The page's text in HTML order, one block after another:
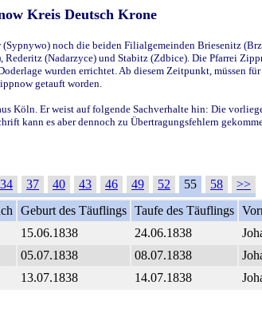
Kreis Deutsch Krone
noch die beiden Filialgemeinden Briesenitz
(Nadarzyce) und Stabitz (Zdbice). Die Pfarrei
wurden errichtet. Ab diesem Zeitpunkt, müssen
getauft worden.
Köln. Er weist auf folgende Sachverhalte hin: Die
kann es aber dennoch zu Übertragungsfehlern
34 37 40 43 46 49 52 55 58
>>
Geburt des Täuflings Taufe des Täuflings
15.06.1838 24.06.1838
05.07.1838 08.07.1838
13.07.1838 14.07.1838